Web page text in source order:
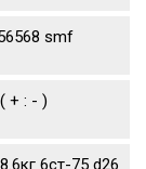
smf
+ : - )
6ст-75 d26